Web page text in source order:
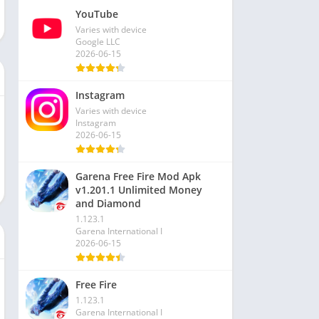
YouTube
Varies with device
Google LLC
2026-06-15
Instagram
Varies with device
Instagram
2026-06-15
Garena Free Fire Mod Apk
v1.201.1 Unlimited Money
and Diamond
1.123.1
Garena International I
2026-06-15
Free Fire
1.123.1
Garena International I